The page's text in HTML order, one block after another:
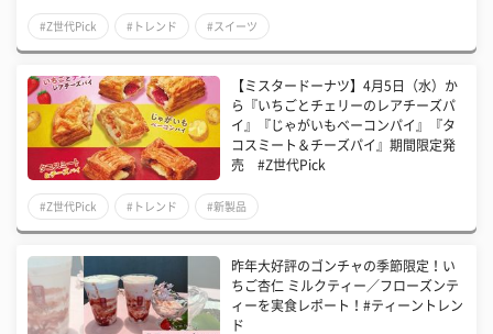
#Z世代Pick #トレンド #スイーツ
【ミスタードーナツ】4月5日（水）か
ら『いちごとチェリーのレアチーズパ
イ』『じゃがいもベーコンパイ』『タ
コスミート＆チーズパイ』期間限定発
売 #Z世代Pick
#Z世代Pick #トレンド #新製品
昨年大好評のゴンチャの季節限定！い
ちご杏仁 ミルクティー／フローズンテ
ィーを実食レポート！#ティーントレン
ド